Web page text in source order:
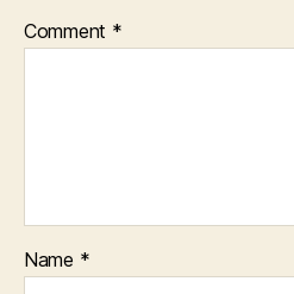
Comment *
Name *